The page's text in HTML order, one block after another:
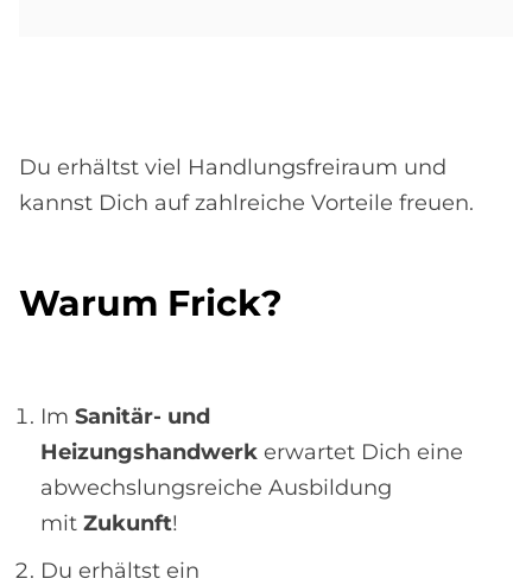
Du erhältst viel Handlungsfreiraum und
kannst Dich auf zahlreiche Vorteile freuen.
Wa­rum Frick?
Im Sanitär- und
Heizungshandwerk erwartet Dich eine
abwechslungsreiche Ausbildung
mit Zukunft!
Du erhältst ein